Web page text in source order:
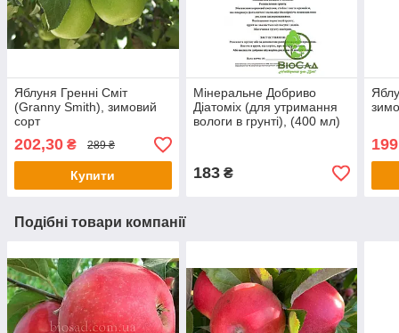
Яблуня Гренні Сміт
(Granny Smith), зимовий
сорт
202,30 ₴ 289 ₴
Купити
Мінеральне Добриво
Діатоміх (для утримання
вологи в грунті), (400 мл)
183₴
Подібні товари компанії